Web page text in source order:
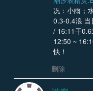
况：小雨；
0.3-0.4浪
/ 16:11干
12:50 ~
快！
删除